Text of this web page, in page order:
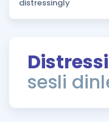
Puan Hesaplama
ÖSYM Sınav
Kampanyalar
sesli